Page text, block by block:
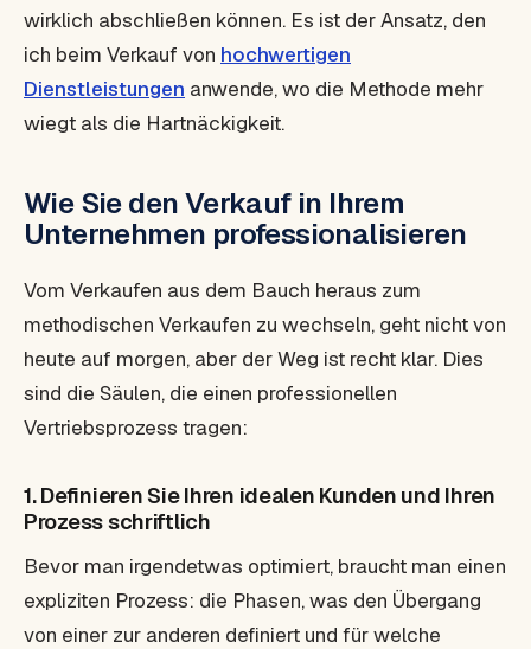
wirklich abschließen können. Es ist der Ansatz, den
ich beim Verkauf von hochwertigen
Dienstleistungen anwende, wo die Methode mehr
wiegt als die Hartnäckigkeit.
Wie Sie den Verkauf in Ihrem
Unternehmen professionalisieren
Vom Verkaufen aus dem Bauch heraus zum
methodischen Verkaufen zu wechseln, geht nicht von
heute auf morgen, aber der Weg ist recht klar. Dies
sind die Säulen, die einen professionellen
Vertriebsprozess tragen:
1. Definieren Sie Ihren idealen Kunden und Ihren
Prozess schriftlich
Bevor man irgendetwas optimiert, braucht man einen
expliziten Prozess: die Phasen, was den Übergang
von einer zur anderen definiert und für welche